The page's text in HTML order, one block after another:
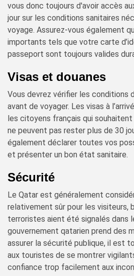
vous donc toujours d'avoir accès
jour sur les conditions sanitaires
voyage. Assurez-vous également
importants tels que votre carte
passeport sont toujours valides
Visas et douanes
Vous devrez vérifier les conditions
avant de voyager. Les visas à
les citoyens français qui souhaitent
ne peuvent pas rester plus de 30
également déclarer toutes vos
et présenter un bon état sanitaire.
Sécurité
Le Qatar est généralement
relativement sûr pour les visiteurs,
terroristes aient été signalés dans
gouvernement qatarien prend des
assurer la sécurité publique, il est
aux touristes de se montrer
confiance trop facilement aux